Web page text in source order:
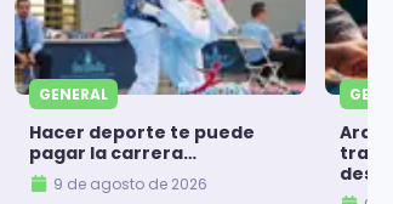
GENERAL
Hacer deporte te puede
pagar la carrera…
9 de agosto de 2026